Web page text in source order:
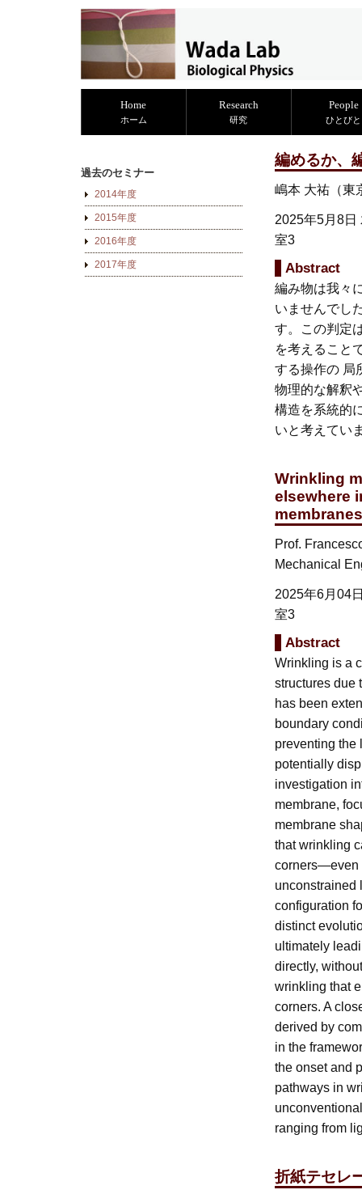
Home
ホーム
Research
研究
People
ひとびと
編めるか、
嶋本 大祐（東
2025年5月8
室3
Abstract
編み物は我々
いませんでし
す。この判定
を考えること
する操作の 局
物理的な解釈
構造を系統的
いと考えてい
Wrinkling
elsewhere
membranes
Prof.
Mechanical
2025年6月04
室3
Abstract
Wrinkling is a
structures due
has been
boundary
preventing the
potentially
investigation
membrane,
membrane
that wrinkling
corners—even
unconstrained
configuration
distinct
ultimately
directly,
wrinkling that
corners. A
derived by
in the
the onset and
pathways in
ranging from
折紙テセレ
過去のセミナー
2014年度
2015年度
2016年度
2017年度